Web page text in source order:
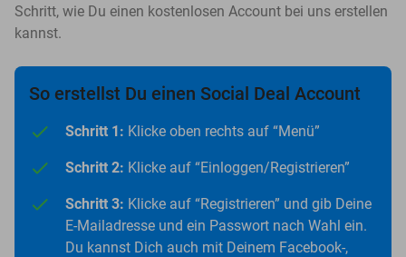
Schritt, wie Du einen kostenlosen Account bei uns erstellen
kannst.
So erstellst Du einen Social Deal Account
Schritt 1: Klicke oben rechts auf “Menü”
Schritt 2: Klicke auf “Einloggen/Registrieren”
Schritt 3: Klicke auf “Registrieren” und gib Deine
E-Mailadresse und ein Passwort nach Wahl ein.
Du kannst Dich auch mit Deinem Facebook-,